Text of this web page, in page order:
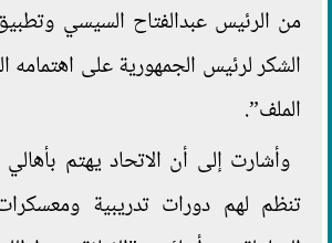
من الرئيس عبدالفتاح السيسي
الشكر لرئيس الجمهورية على اهتمامه
الملف”.
وأشارت إلى أن الاتحاد يهتم بأهالي
تنظم لهم دورات تدريبية